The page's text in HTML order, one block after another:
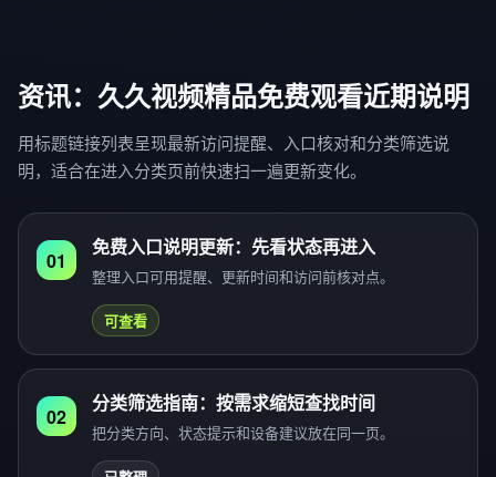
资讯：久久视频精品免费观看近期说明
用标题链接列表呈现最新访问提醒、入口核对和分类筛选说
明，适合在进入分类页前快速扫一遍更新变化。
01
免费入口说明更新：先看状态再进入
整理入口可用提醒、更新时间和访问前核对点。
可查看
02
分类筛选指南：按需求缩短查找时间
把分类方向、状态提示和设备建议放在同一页。